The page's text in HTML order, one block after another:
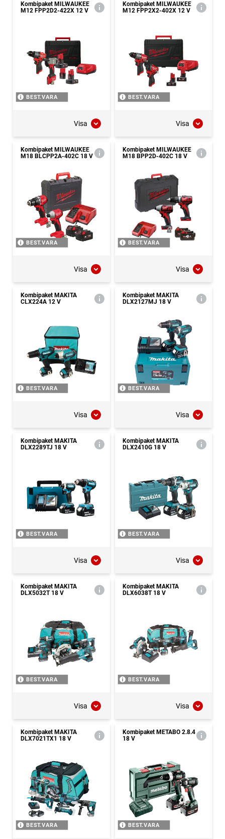
Kombipaket MILWAUKEE
M12 FPP2D2-422X 12 V
BEST.VARA
Visa
Kombipaket MILWAUKEE
M12 FPP2X2-402X 12 V
BEST.VARA
Visa
Kombipaket MILWAUKEE
M18 BLCPP2A-402C 18 V
BEST.VARA
Visa
Kombipaket MILWAUKEE
M18 BPP2D-402C 18 V
BEST.VARA
Visa
Kombipaket MAKITA
CLX224A 12 V
BEST.VARA
Visa
Kombipaket MAKITA
DLX2127MJ 18 V
BEST.VARA
Visa
Kombipaket MAKITA
DLX2289TJ 18 V
BEST.VARA
Visa
Kombipaket MAKITA
DLX2410G 18 V
BEST.VARA
Visa
Kombipaket MAKITA
DLX5032T 18 V
BEST.VARA
Visa
Kombipaket MAKITA
DLX6038T 18 V
BEST.VARA
Visa
Kombipaket MAKITA
DLX7021TX1 18 V
BEST.VARA
Kombipaket METABO 2.8.4
18 V
BEST.VARA